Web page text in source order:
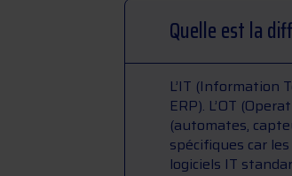
Quelle est la
L’IT (Information
ERP). L’OT
(automates,
spécifiques car
logiciels IT